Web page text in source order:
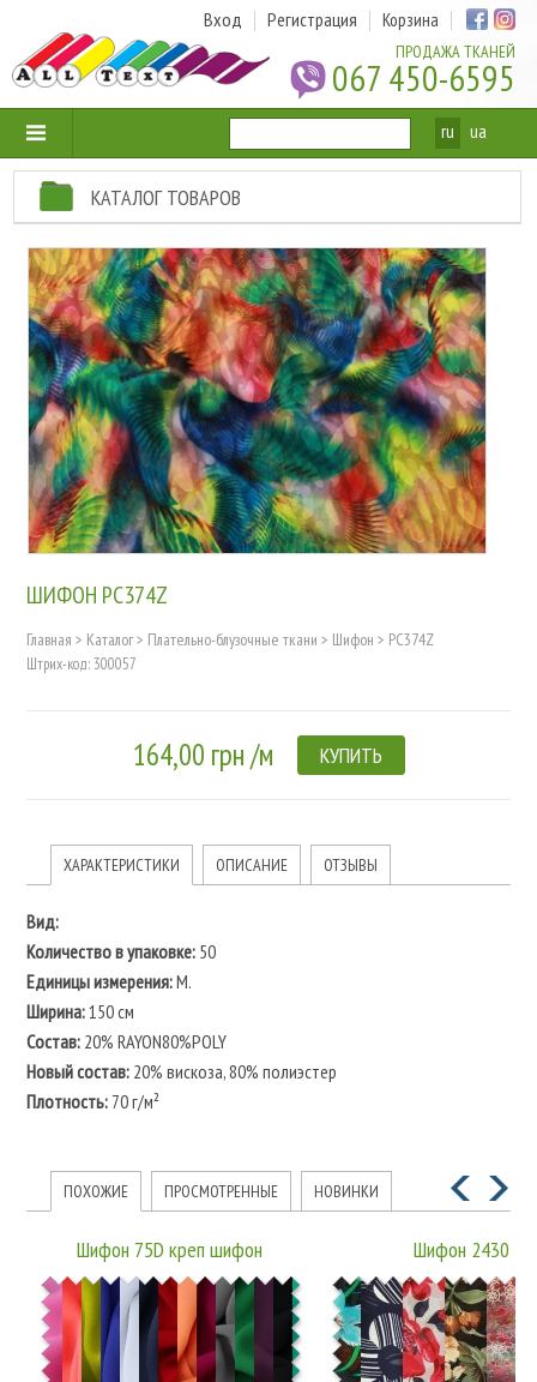
ПРОДАЖА ТКАНЕЙ
067 450-6595
Вход Регистрация Корзина
ru ua
КАТАЛОГ ТОВАРОВ
ШИФОН PC374Z
Главная > Каталог> Плательно-блузочные ткани > Шифон > PC374Z
Штрих-код: 300057
164,00 грн /м КУПИТЬ
ХАРАКТЕРИСТИКИ ОПИСАНИЕ ОТЗЫВЫ
Вид:
Количество в упаковке:50
Единицы измерения:М.
Ширина:150 см
Состав:20% RAYON80%POLY
Новый состав:20% вискоза, 80% полиэстер
Плотность:70 г/м²
ПОХОЖИЕ ПРОСМОТРЕННЫЕ НОВИНКИ
Шифон 75D креп шифон Шифон 2430